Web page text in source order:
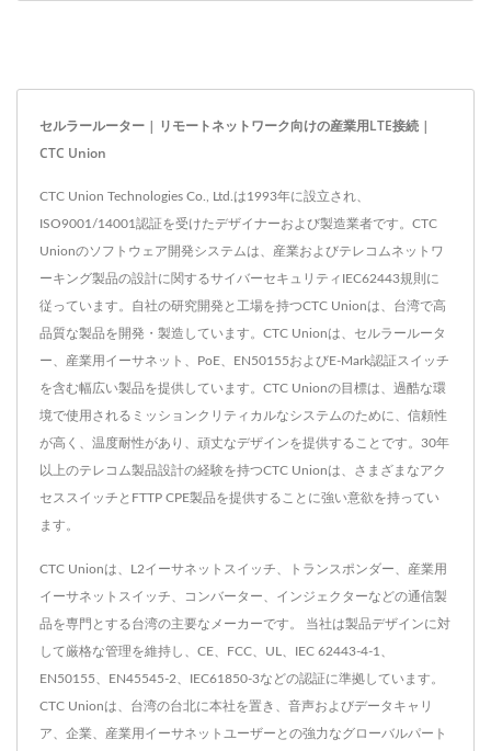
セルラールーター | リモートネットワーク向けの産業用LTE接続 |
CTC Union
CTC Union Technologies Co., Ltd.は1993年に設立され、
ISO9001/14001認証を受けたデザイナーおよび製造業者です。CTC
Unionのソフトウェア開発システムは、産業およびテレコムネットワ
ーキング製品の設計に関するサイバーセキュリティIEC62443規則に
従っています。自社の研究開発と工場を持つCTC Unionは、台湾で高
品質な製品を開発・製造しています。CTC Unionは、セルラールータ
ー、産業用イーサネット、PoE、EN50155およびE-Mark認証スイッチ
を含む幅広い製品を提供しています。CTC Unionの目標は、過酷な環
境で使用されるミッションクリティカルなシステムのために、信頼性
が高く、温度耐性があり、頑丈なデザインを提供することです。30年
以上のテレコム製品設計の経験を持つCTC Unionは、さまざまなアク
セススイッチとFTTP CPE製品を提供することに強い意欲を持ってい
ます。
CTC Unionは、L2イーサネットスイッチ、トランスポンダー、産業用
イーサネットスイッチ、コンバーター、インジェクターなどの通信製
品を専門とする台湾の主要なメーカーです。 当社は製品デザインに対
して厳格な管理を維持し、CE、FCC、UL、IEC 62443-4-1、
EN50155、EN45545-2、IEC61850-3などの認証に準拠しています。
CTC Unionは、台湾の台北に本社を置き、音声およびデータキャリ
ア、企業、産業用イーサネットユーザーとの強力なグローバルパート